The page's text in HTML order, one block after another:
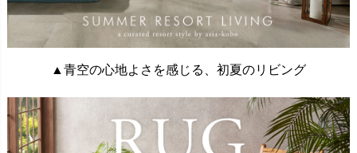
▲青空の心地よさを感じる、初夏のリビング